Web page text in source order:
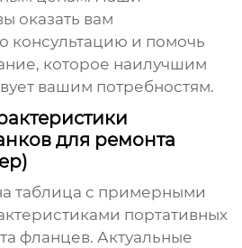
оказать вам
консультацию и помочь
которое наилучшим
вашим потребностям.
для ремонта
таблица с примерными
портативных
фланцев. Актуальные